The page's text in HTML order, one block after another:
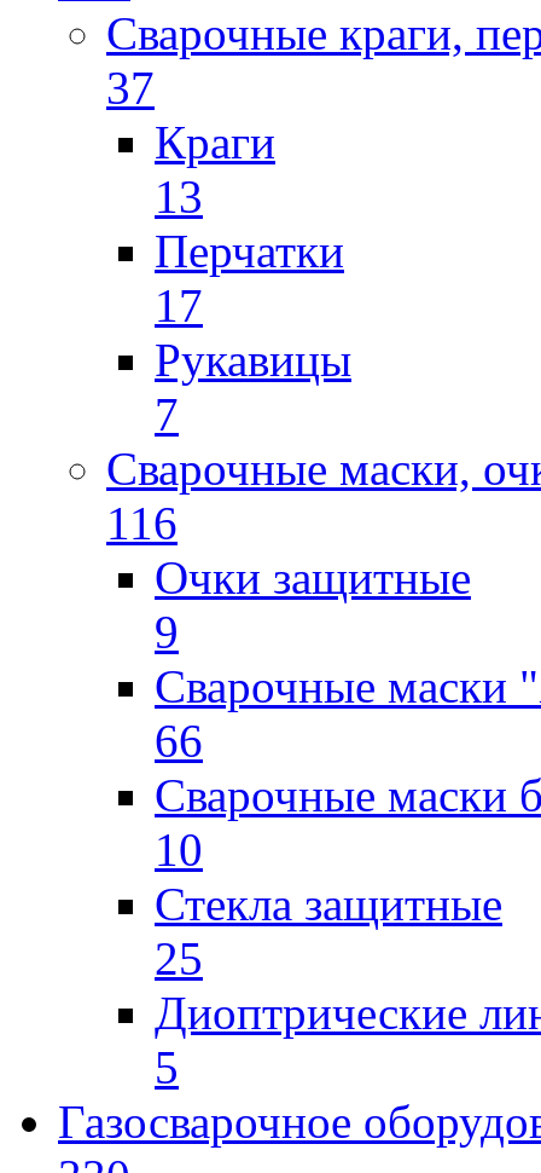
Сварочные краги,
37
Краги
13
Перчатки
17
Рукавицы
7
Сварочные маски,
116
Очки защитные
9
Сварочные маски
66
Сварочные маски
10
Стекла защитные
25
Диоптрические
5
Газосварочное